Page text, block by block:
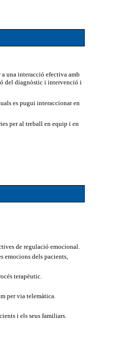
una interacció efectiva amb
del diagnòstic i intervenció i
es pugui interaccionar en
per al treball en equip i en
de regulació emocional.
emocions dels pacients,
terapèutic.
per via telemàtica.
i els seus familiars.